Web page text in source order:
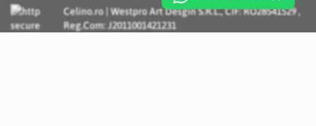
Celino.ro | Westpro Art Desgin S.R.L., CIF: RO28541529 ,
Reg.Com: J2011001421231